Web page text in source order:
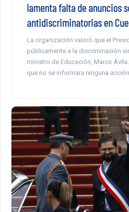
lamenta falta de anuncios
antidiscriminatorias en
La organización valoró que el
públicamente a la discriminación
ministro de Educación, Marco
que no se informara ninguna acción